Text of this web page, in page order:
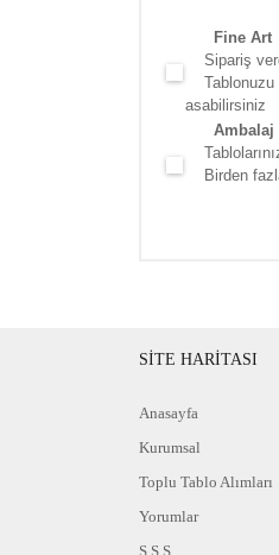
Fine Art
Sipariş
Tablonuzu
asabilirsiniz
Ambalaj
Birden fazla
SİTE HARİTASI
Anasayfa
Kurumsal
Toplu Tablo Alımları
Yorumlar
S.S.S